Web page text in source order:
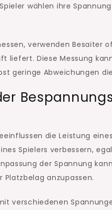
wählen ihre
verwenden Besaiter
liefert. Diese Messung
geringe Abweichungen
die Leistung
Spielers verbessern,
der Spannung
anzupassen.
verschiedenen